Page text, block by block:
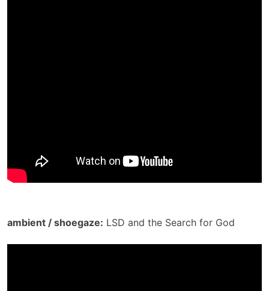
ambient / shoegaze: LSD and the Search for God